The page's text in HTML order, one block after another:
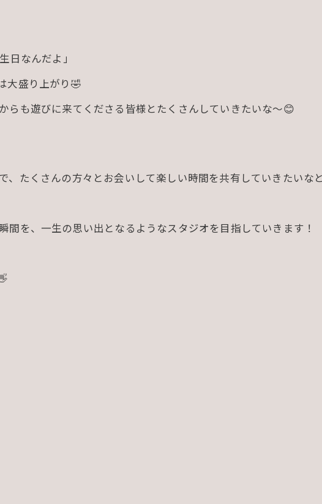
日なんだよ」
大盛り上がり🤣
らも遊びに来てくださる皆様とたくさんしていきたいな〜😊
たくさんの方々とお会いして楽しい時間を共有していきたいな
を、一生の思い出となるようなスタジオを目指していきます！